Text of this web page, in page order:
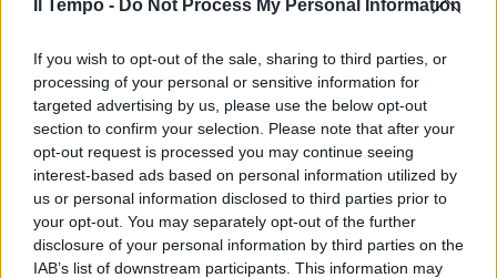
Il Tempo - Do Not Process My Personal Information
If you wish to opt-out of the sale, sharing to third parties, or
processing of your personal or sensitive information for
targeted advertising by us, please use the below opt-out
section to confirm your selection. Please note that after your
opt-out request is processed you may continue seeing
interest-based ads based on personal information utilized by
us or personal information disclosed to third parties prior to
your opt-out. You may separately opt-out of the further
disclosure of your personal information by third parties on the
IAB’s list of downstream participants. This information may
20/09/2008
Luca Toni spiega la sua
ammonizione dopo il primo gol ...
09/06/2008